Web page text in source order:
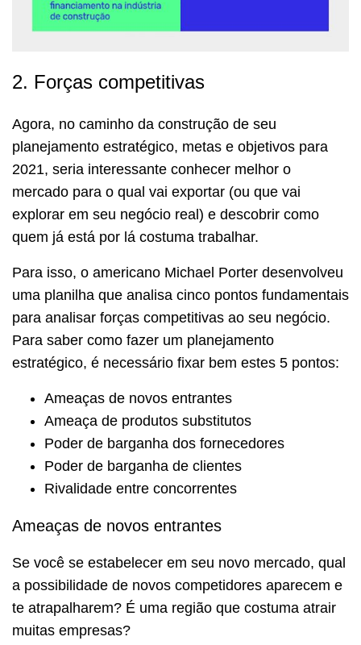
2. Forças competitivas
Agora, no caminho da construção de seu
planejamento estratégico, metas e objetivos para
2021, seria interessante conhecer melhor o
mercado para o qual vai exportar (ou que vai
explorar em seu negócio real) e descobrir como
quem já está por lá costuma trabalhar.
Para isso, o americano Michael Porter desenvolveu
uma planilha que analisa cinco pontos fundamentais
para analisar forças competitivas ao seu negócio.
Para saber como fazer um planejamento
estratégico, é necessário fixar bem estes 5 pontos:
Ameaças de novos entrantes
Ameaça de produtos substitutos
Poder de barganha dos fornecedores
Poder de barganha de clientes
Rivalidade entre concorrentes
Ameaças de novos entrantes
Se você se estabelecer em seu novo mercado, qual
a possibilidade de novos competidores aparecem e
te atrapalharem? É uma região que costuma atrair
muitas empresas?